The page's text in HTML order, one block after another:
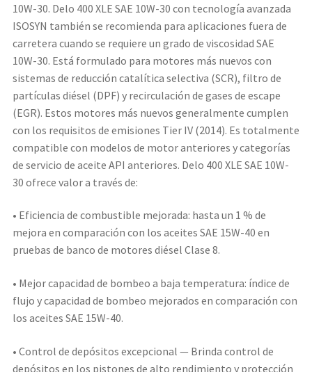
10W-30. Delo 400 XLE SAE 10W-30 con tecnología avanzada
ISOSYN también se recomienda para aplicaciones fuera de
carretera cuando se requiere un grado de viscosidad SAE
10W-30. Está formulado para motores más nuevos con
sistemas de reducción catalítica selectiva (SCR), filtro de
partículas diésel (DPF) y recirculación de gases de escape
(EGR). Estos motores más nuevos generalmente cumplen
con los requisitos de emisiones Tier IV (2014). Es totalmente
compatible con modelos de motor anteriores y categorías
de servicio de aceite API anteriores. Delo 400 XLE SAE 10W-
30 ofrece valor a través de:
• Eficiencia de combustible mejorada: hasta un 1 % de
mejora en comparación con los aceites SAE 15W-40 en
pruebas de banco de motores diésel Clase 8.
• Mejor capacidad de bombeo a baja temperatura: índice de
flujo y capacidad de bombeo mejorados en comparación con
los aceites SAE 15W-40.
• Control de depósitos excepcional — Brinda control de
depósitos en los pistones de alto rendimiento y protección